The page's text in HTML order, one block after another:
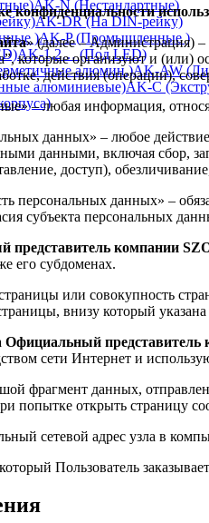
AK-N (Нестандартные)
AK-DR (На DIN-рейку)
AK-P (Промышленные )
AK-1,2… (Под LED)
AK-AW
AK-C
конфиденциальности
» (далее – Администрация)
организуют и (или)
действия (операции),
– любая информация,
данных» – любое
данными, включая сбор,
доступ),
персональных данных» –
субъекта персональных
представитель компании
его субдоменах.
или совокупность
внизу который
Официальный представитель
сети Интернет и
фрагмент данных,
попытке открыть страницу
сетевой адрес узла в
Пользователь